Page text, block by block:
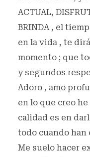
ACTUAL,
BRINDA , el
en la vida , te
momento ; que
y segundos
Adoro , amo
en lo que creo
calidad es en
todo cuando han
Me suelo hacer